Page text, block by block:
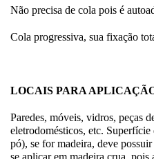
Não precisa de cola pois é
Cola progressiva, sua fixação
LOCAIS PARA
Paredes, móveis, vidros, peças
eletrodomésticos, etc.
pó), se for madeira, deve
se aplicar em madeira crua, pois